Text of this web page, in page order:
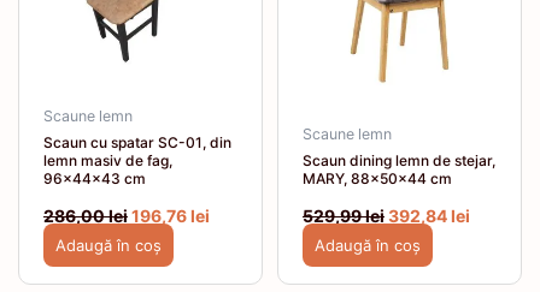
Scaune lemn
Scaun cu spatar SC-01, din
lemn masiv de fag,
96x44x43 cm
286,00lei196,76lei
Adaugă în coș
Scaune lemn
Scaun dining lemn de stejar,
MARY, 88x50x44 cm
529,99lei392,84lei
Adaugă în coș